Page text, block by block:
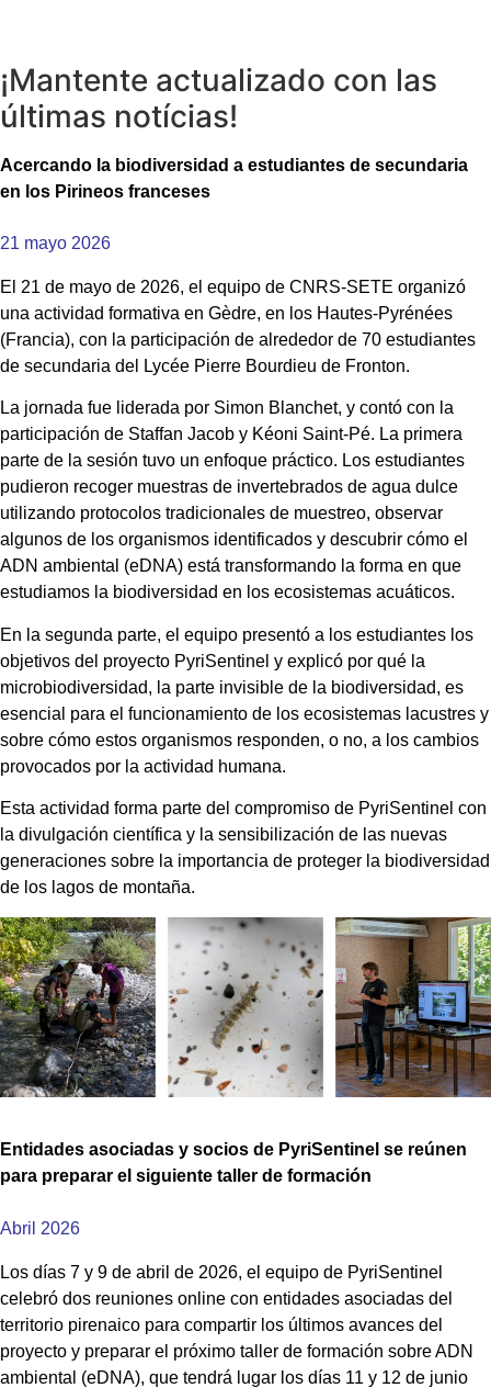
¡Mantente actualizado con las
últimas notícias!
Acercando la biodiversidad a estudiantes de secundaria
en los Pirineos franceses
21 mayo 2026
El 21 de mayo de 2026, el equipo de CNRS-SETE organizó
una actividad formativa en Gèdre, en los Hautes-Pyrénées
(Francia), con la participación de alrededor de 70 estudiantes
de secundaria del Lycée Pierre Bourdieu de Fronton.
La jornada fue liderada por Simon Blanchet, y contó con la
participación de Staffan Jacob y Kéoni Saint-Pé. La primera
parte de la sesión tuvo un enfoque práctico. Los estudiantes
pudieron recoger muestras de invertebrados de agua dulce
utilizando protocolos tradicionales de muestreo, observar
algunos de los organismos identificados y descubrir cómo el
ADN ambiental (eDNA) está transformando la forma en que
estudiamos la biodiversidad en los ecosistemas acuáticos.
En la segunda parte, el equipo presentó a los estudiantes los
objetivos del proyecto PyriSentinel y explicó por qué la
microbiodiversidad, la parte invisible de la biodiversidad, es
esencial para el funcionamiento de los ecosistemas lacustres y
sobre cómo estos organismos responden, o no, a los cambios
provocados por la actividad humana.
Esta actividad forma parte del compromiso de PyriSentinel con
la divulgación científica y la sensibilización de las nuevas
generaciones sobre la importancia de proteger la biodiversidad
de los lagos de montaña.
Entidades asociadas y socios de PyriSentinel se reúnen
para preparar el siguiente taller de formación
Abril 2026
Los días 7 y 9 de abril de 2026, el equipo de PyriSentinel
celebró dos reuniones online con entidades asociadas del
territorio pirenaico para compartir los últimos avances del
proyecto y preparar el próximo taller de formación sobre ADN
ambiental (eDNA), que tendrá lugar los días 11 y 12 de junio